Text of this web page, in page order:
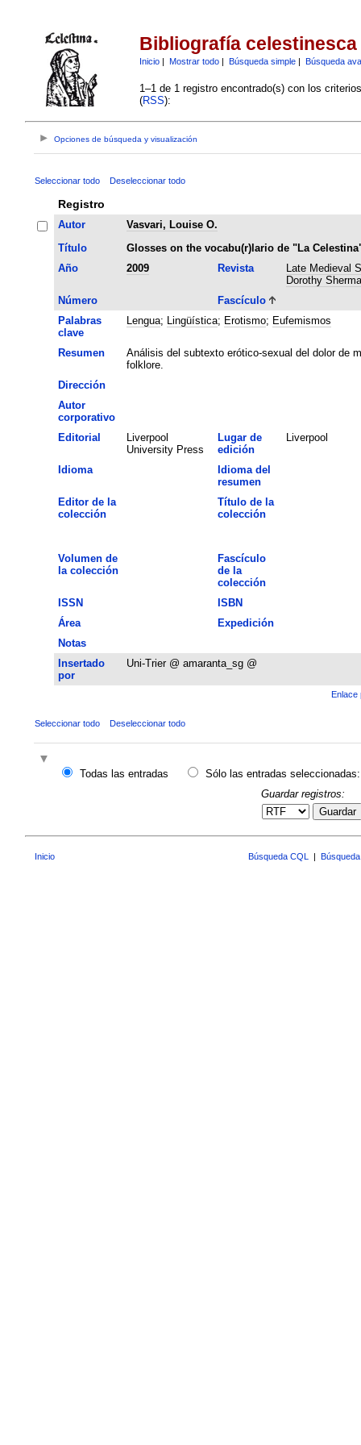
Bibliografía celestinesca
Inicio| Mostrar todo| Búsqueda simple| Búsqueda
1–1 de 1 registro encontrado(s) con los
(RSS):
Opciones de búsqueda y visualización
Seleccionar todo Deseleccionar todo
Registro
Autor
Vasvari, Louise O.
Título
Glosses on the vocabu(r)lario de "La
Año
2009 Revista
Late Medieval
Dorothy
Número
Fascículo
Palabras
clave
Lengua; Lingüística; Erotismo; Eufemismos
Resumen
Análisis del subtexto erótico-sexual del dolor de
folklore.
Dirección
Autor
corporativo
Editorial
Liverpool
University Press
Lugar de
edición
Liverpool
Idioma
Idioma del
resumen
Editor de la
colección
Título de la
colección
Volumen de
la colección
Fascículo
de la
colección
ISSN
ISBN
Área
Expedición
Notas
Insertado
por
Uni-Trier @ amaranta_sg @
Enlace
Seleccionar todo Deseleccionar todo
Todas las entradas
Sólo las entradas seleccionadas:
Guardar registros:
Guardar
Inicio Búsqueda CQL